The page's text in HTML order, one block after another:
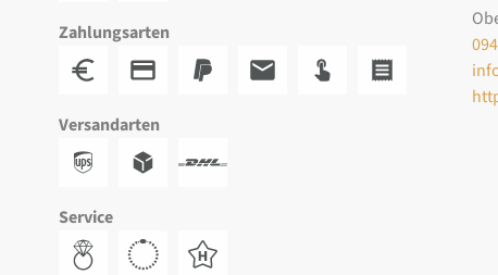
Zahlungsarten
Versandarten
Service